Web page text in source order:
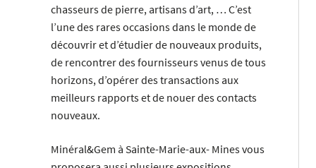
chasseurs de pierre, artisans d’art, … C’est
l’une des rares occasions dans le monde de
découvrir et d’étudier de nouveaux produits,
de rencontrer des fournisseurs venus de tous
horizons, d’opérer des transactions aux
meilleurs rapports et de nouer des contacts
nouveaux.
Minéral&Gem à Sainte-Marie-aux- Mines vous